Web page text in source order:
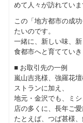
めて人々が訪れていま
この「地方都市の成
たいのです。
一緒に、新しい味、
食都市へと育ててい
■ お取引先の一例
嵐山吉兆様、強羅花
ストランに加え、
地元・金沢でも、ミ
店の多くに、長年ご
たとえば、つば甚様